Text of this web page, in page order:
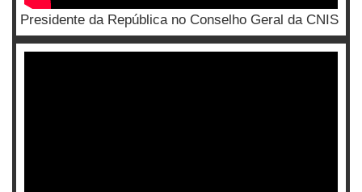
Presidente da República no Conselho Geral da CNIS